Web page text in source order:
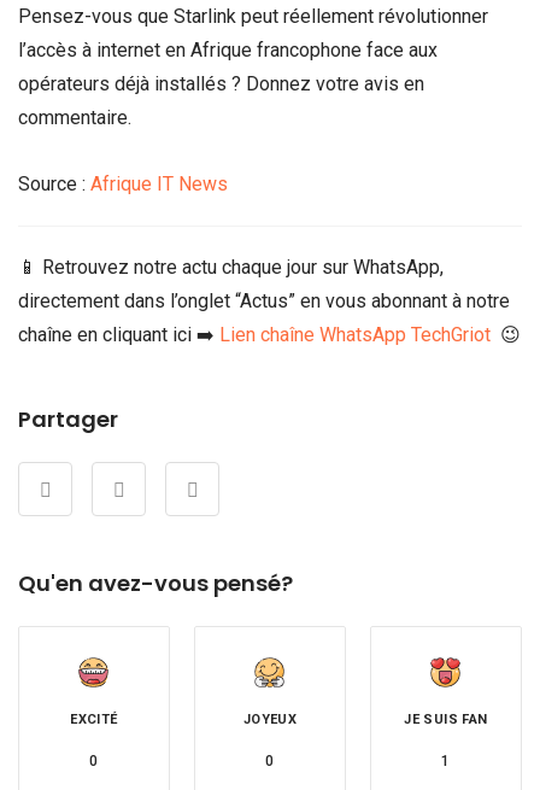
Pensez-vous que Starlink peut réellement révolutionner
l’accès à internet en Afrique francophone face aux
opérateurs déjà installés ? Donnez votre avis en
commentaire.
Source : Afrique IT News
📱 Retrouvez notre actu chaque jour sur WhatsApp,
directement dans l’onglet “Actus” en vous abonnant à notre
chaîne en cliquant ici ➡️ Lien chaîne WhatsApp TechGriot 😉
Partager
Qu'en avez-vous pensé?
EXCITÉ
0
JOYEUX
0
JE SUIS FAN
1